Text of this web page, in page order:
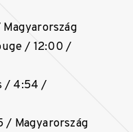
/ 12:00 /
/ 4:54 /
/ Magyarország